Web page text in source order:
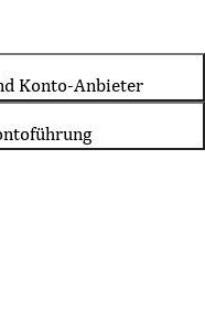
Konto-Anbieter